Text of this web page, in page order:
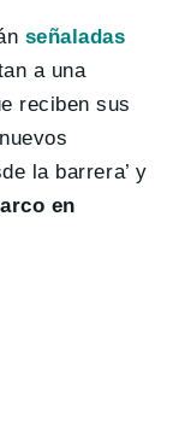
señaladas
a una
reciben sus
la barrera’ y
en